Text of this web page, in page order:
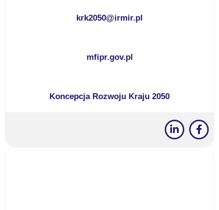
krk2050@irmir.pl
mfipr.gov.pl
Koncepcja Rozwoju Kraju 2050